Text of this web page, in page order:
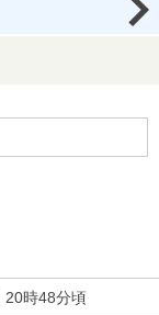
20時48分頃